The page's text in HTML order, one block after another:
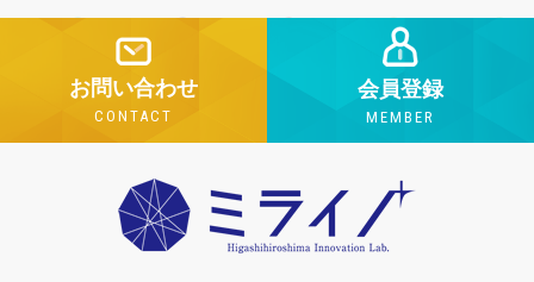
お問い合わせ
CONTACT
会員登録
MEMBER